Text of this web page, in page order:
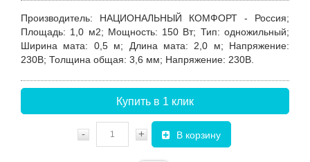
Производитель: НАЦИОНАЛЬНЫЙ КОМФОРТ - Россия;
Площадь: 1,0 м2; Мощность: 150 Вт; Тип: одножильный;
Ширина мата: 0,5 м; Длина мата: 2,0 м; Напряжение:
230В; Толщина общая: 3,6 мм; Напряжение: 230В.
Купить в 1 клик
- + В корзину